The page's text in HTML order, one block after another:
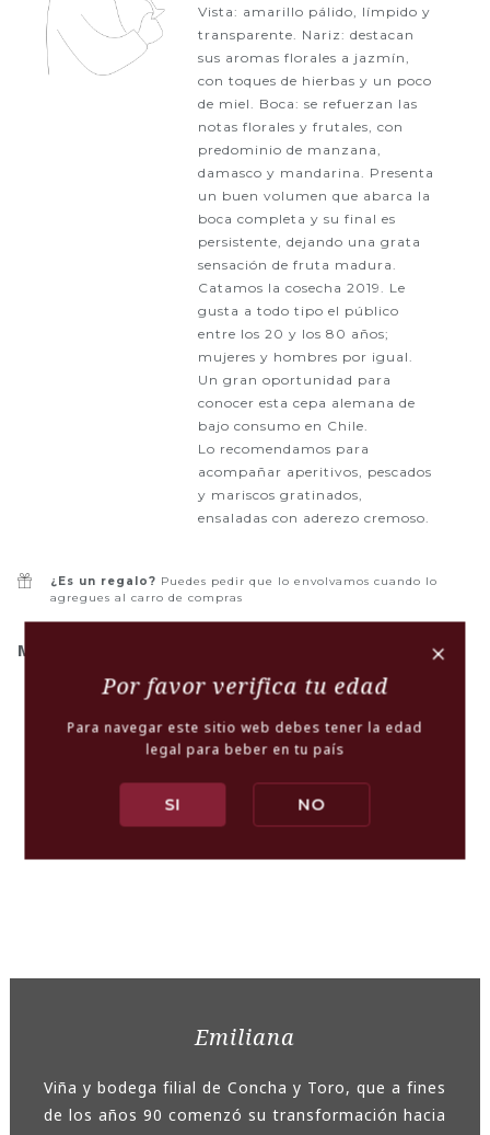
Vista: amarillo pálido, límpido y
transparente. Nariz: destacan
sus aromas florales a jazmín,
con toques de hierbas y un poco
de miel. Boca: se refuerzan las
notas florales y frutales, con
predominio de manzana,
damasco y mandarina. Presenta
un buen volumen que abarca la
boca completa y su final es
persistente, dejando una grata
sensación de fruta madura.
Catamos la cosecha 2019. Le
gusta a todo tipo el público
entre los 20 y los 80 años;
mujeres y hombres por igual.
Un gran oportunidad para
conocer esta cepa alemana de
bajo consumo en Chile.
Lo recomendamos para
acompañar aperitivos, pescados
y mariscos gratinados,
ensaladas con aderezo cremoso.
¿Es un regalo? Puedes pedir que lo envolvamos cuando lo
agregues al carro de compras
MARIDAJE:
PESCADOS Y MARISCOS CARNES BLANCAS
Emiliana
Viña y bodega filial de Concha y Toro, que a fines
de los años 90 comenzó su transformación hacia
+
Por favor verifica tu edad
Para navegar este sitio web debes tener la edad
legal para beber en tu país
SI NO